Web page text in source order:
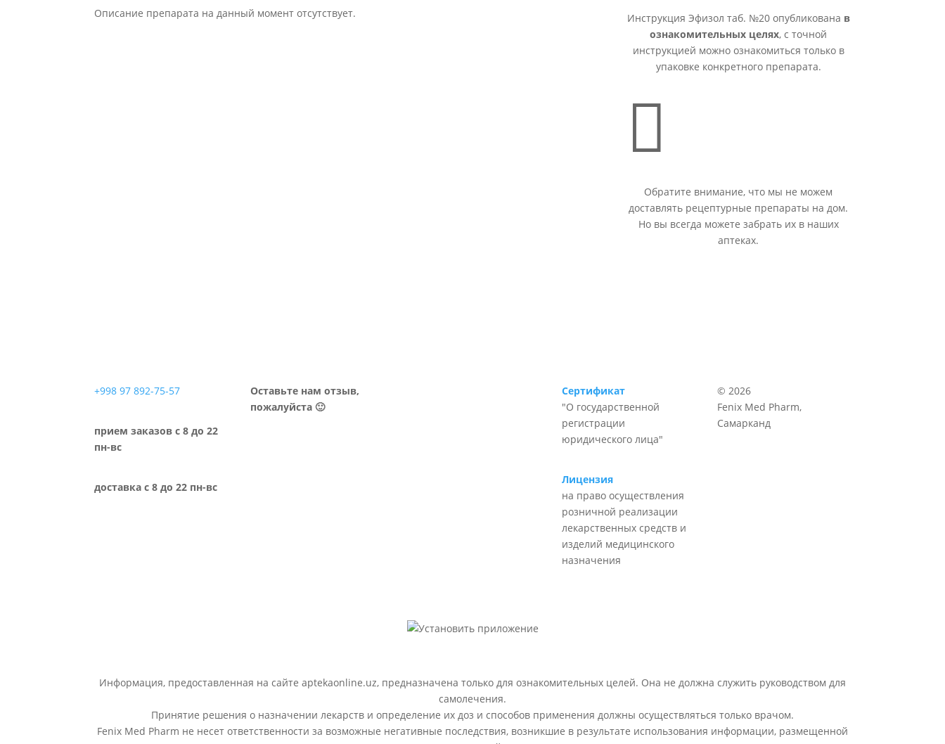
Описание препарата на данный момент отсутствует. Инструкция Эфизол таб. №20 опубликована в
ознакомительных целях, с точной
инструкцией можно ознакомиться только в
упаковке конкретного препарата.

Обратите внимание, что мы не можем
доставлять рецептурные препараты на дом.
Но вы всегда можете забрать их в наших
аптеках.
+998 97 892-75-57
прием заказов с 8 до 22
пн-вс
доставка с 8 до 22 пн-вс
Оставьте нам отзыв,
пожалуйста 🙂
Сертификат
"О государственной
регистрации
юридического лица"
Лицензия
на право осуществления
розничной реализации
лекарственных средств и
изделий медицинского
назначения
© 2026
Fenix Med Pharm,
Самарканд
Информация, предоставленная на сайте aptekaonline.uz, предназначена только для ознакомительных целей. Она не должна служить руководством для
самолечения.
Принятие решения о назначении лекарств и определение их доз и способов применения должны осуществляться только врачом.
Fenix Med Pharm не несет ответственности за возможные негативные последствия, возникшие в результате использования информации, размещенной